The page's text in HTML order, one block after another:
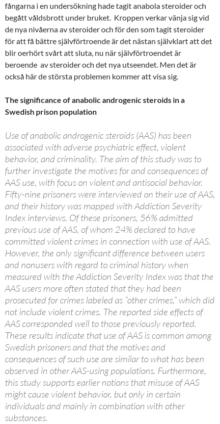
fångarna i en undersökning hade tagit anabola steroider och
begått våldsbrott under bruket. Kroppen verkar vänja sig vid
de nya nivåerna av steroider och för den som tagit steroider
för att få bättre självförtroende är det nästan självklart att det
blir oerhört svårt att sluta, nu när självförtroendet är
beroende av steroider och det nya utseendet. Men det är
också här de största problemen kommer att visa sig.
The significance of anabolic androgenic steroids in a
Swedish prison population
Use of anabolic androgenic steroids (AAS) has been
associated with adverse psychiatric effect, violent
behavior, and criminality. The aim of this study was to
further investigate the motives for and consequences of
AAS use, with focus on violent and antisocial behavior.
Fifty-nine prisoners were interviewed on their use of AAS,
and their history was mapped with Addiction Severity
Index interviews. Of these prisoners, 56% admitted
previous use of AAS, of whom 24% declared to have
committed violent crimes in connection with use of AAS.
However, the only significant difference between users
and nonusers with regard to criminal history when
measured with the Addiction Severity Index was that the
AAS users more often stated that they had been
prosecuted for crimes labeled as ”other crimes,” which did
not include violent crimes. The reported side effects of
AAS corresponded well to those previously reported.
These results indicate that use of AAS is common among
Swedish prisoners and that the motives and
consequences of such use are similar to what has been
observed in other AAS-using populations. Furthermore,
this study supports earlier notions that misuse of AAS
might cause violent behavior, but only in certain
individuals and mainly in combination with other
substances.